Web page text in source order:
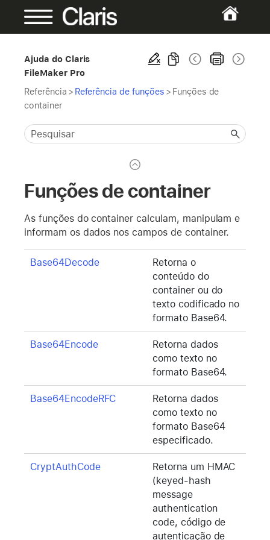
Ajuda do Claris
FileMaker Pro
Referência > Referência de funções > Funções de
container
Funções de container
As funções do container calculam, manipulam e
informam os dados nos campos de container.
Base64Decode
Retorna o
conteúdo do
container ou do
texto codificado no
formato Base64.
Base64Encode
Retorna dados
como texto no
formato Base64.
Base64EncodeRFC
Retorna dados
como texto no
formato Base64
especificado.
CryptAuthCode
Retorna um HMAC
(keyed-hash
message
authentication
code, código de
autenticação de